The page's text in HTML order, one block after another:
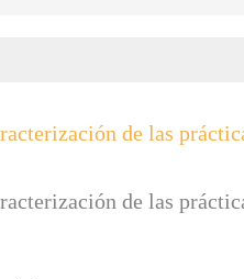
de las
de las